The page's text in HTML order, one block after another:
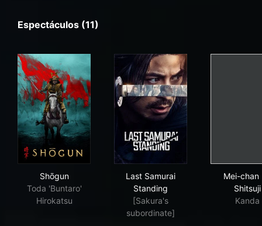
Espectáculos (11)
Shōgun
Toda 'Buntaro'
Hirokatsu
Last Samurai
Standing
[Sakura's
subordinate]
Mei-chan
Shitsuji
Kanda